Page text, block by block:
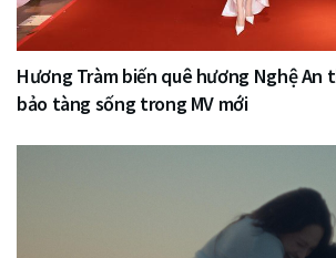
Hương Tràm biến quê hương Nghệ An
bảo tàng sống trong MV mới